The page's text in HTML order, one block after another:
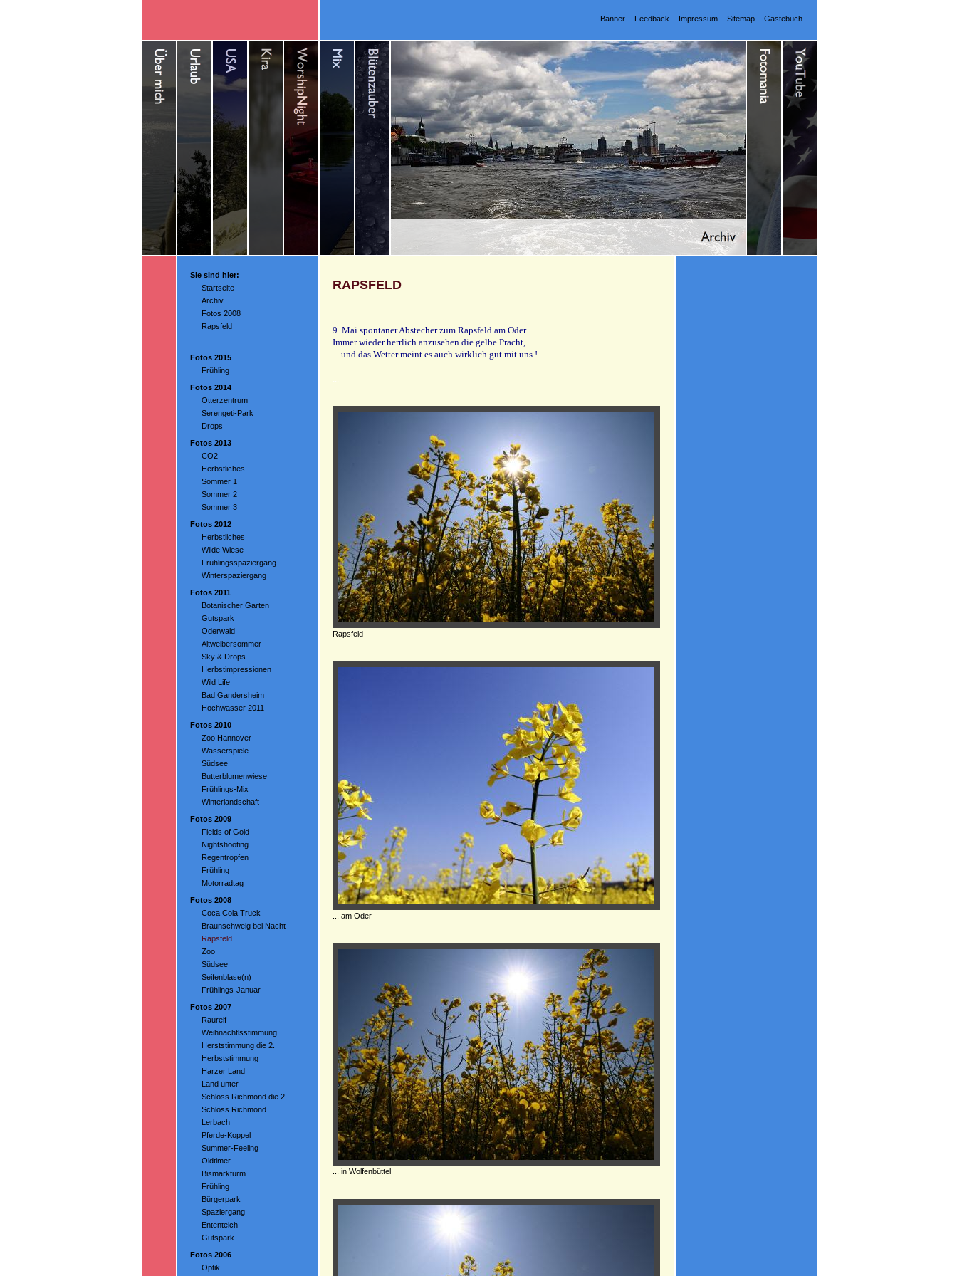
Banner Feedback Impressum Sitemap Gästebuch
Sie sind hier:
Startseite
Archiv
Fotos 2008
Rapsfeld
Fotos 2015
Frühling
Fotos 2014
Otterzentrum
Serengeti-Park
Drops
Fotos 2013
CO2
Herbstliches
Sommer 1
Sommer 2
Sommer 3
Fotos 2012
Herbstliches
Wilde Wiese
Frühlingsspaziergang
Winterspaziergang
Fotos 2011
Botanischer Garten
Gutspark
Oderwald
Altweibersommer
Sky & Drops
Herbstimpressionen
Wild Life
Bad Gandersheim
Hochwasser 2011
Fotos 2010
Zoo Hannover
Wasserspiele
Südsee
Butterblumenwiese
Frühlings-Mix
Winterlandschaft
Fotos 2009
Fields of Gold
Nightshooting
Regentropfen
Frühling
Motorradtag
Fotos 2008
Coca Cola Truck
Braunschweig bei Nacht
Rapsfeld
Zoo
Südsee
Seifenblase(n)
Frühlings-Januar
Fotos 2007
Raureif
Weihnachtlsstimmung
Herststimmung die 2.
Herbststimmung
Harzer Land
Land unter
Schloss Richmond die 2.
Schloss Richmond
Lerbach
Pferde-Koppel
Summer-Feeling
Oldtimer
Bismarkturm
Frühling
Bürgerpark
Spaziergang
Ententeich
Gutspark
Fotos 2006
Optik
RAPSFELD
9. Mai spontaner Abstecher zum Rapsfeld am Oder.
Immer wieder herrlich anzusehen die gelbe Pracht,
... und das Wetter meint es auch wirklich gut mit uns !
...
Rapsfeld
... am Oder
... in Wolfenbüttel